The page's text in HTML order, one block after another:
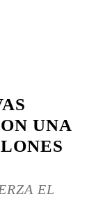
UNA
EL